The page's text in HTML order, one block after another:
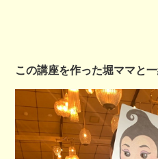
この講座を作った堀ママと